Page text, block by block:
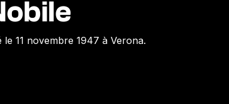
11 novembre 1947 à Verona.